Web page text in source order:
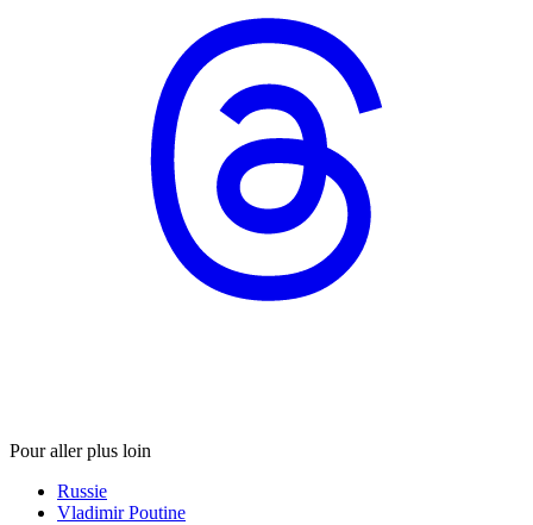
Pour aller plus loin
Russie
Vladimir Poutine